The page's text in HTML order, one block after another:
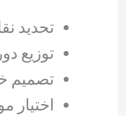
تحديد
توزيع
تصميم
اختيار